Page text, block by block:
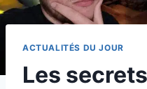
ACTUALITÉS DU JOUR
Les